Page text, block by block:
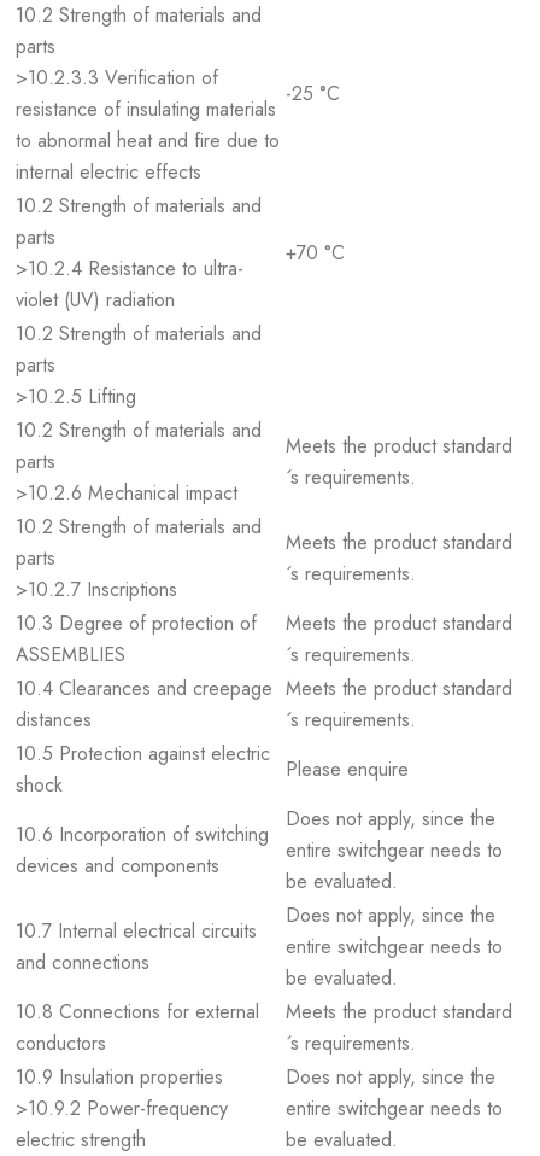
10.2 Strength of materials and
parts
>10.2.3.3 Verification of
resistance of insulating materials
to abnormal heat and fire due to
internal electric effects
-25 °C
10.2 Strength of materials and
parts
>10.2.4 Resistance to ultra-
violet (UV) radiation
+70 °C
10.2 Strength of materials and
parts
>10.2.5 Lifting
10.2 Strength of materials and
parts
>10.2.6 Mechanical impact
Meets the product standard
´s requirements.
10.2 Strength of materials and
parts
>10.2.7 Inscriptions
Meets the product standard
´s requirements.
10.3 Degree of protection of
ASSEMBLIES
Meets the product standard
´s requirements.
10.4 Clearances and creepage
distances
Meets the product standard
´s requirements.
10.5 Protection against electric
shock
Please enquire
10.6 Incorporation of switching
devices and components
Does not apply, since the
entire switchgear needs to
be evaluated.
10.7 Internal electrical circuits
and connections
Does not apply, since the
entire switchgear needs to
be evaluated.
10.8 Connections for external
conductors
Meets the product standard
´s requirements.
10.9 Insulation properties
>10.9.2 Power-frequency
electric strength
Does not apply, since the
entire switchgear needs to
be evaluated.